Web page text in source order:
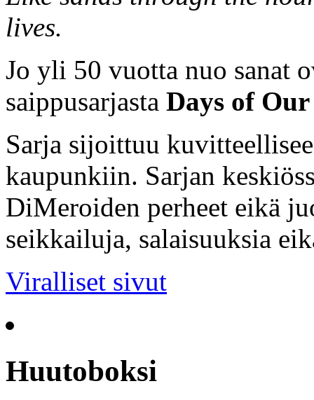
lives.
Jo yli 50 vuotta nuo sanat
saippusarjasta Days of
Sarja sijoittuu
kaupunkiin. Sarjan
DiMeroiden perheet eikä
seikkailuja, salaisuuksia
Viralliset sivut
Huutoboksi